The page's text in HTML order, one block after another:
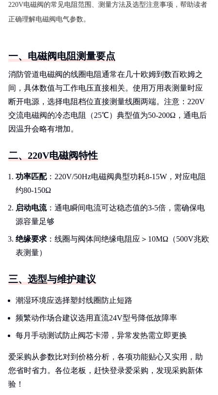
220V电磁阀的常见电阻范围、测量方法及选型注意事项，帮助读者
正确理解电磁阀电气参数。
一、电磁阀电阻测量要点
消防管道电磁阀的线圈电阻通常在几十欧姆到数百欧姆之
间，具体数值与工作电压直接相关。使用万用表测量时应
断开电源，选择电阻档位直接测量线圈两端。注意：220V
交流电磁阀的冷态电阻（25℃）典型值为50-200Ω，通电后
因温升会略有增加。
二、220V电磁阀特性
功率匹配：220V/50Hz电磁阀典型功耗8-15W，对应电阻
约80-150Ω
启动电流：通电瞬间电流可达稳态值的3-5倍，需确保电
源容量足够
绝缘要求 ：线圈与阀体间绝缘电阻应＞10MΩ（500V兆欧
表测量）
三、选型与维护建议
潮湿环境应选择塑封线圈防止短路
频繁动作场合建议选用直流24V型号降低故障率
每月手动测试防止阀芯卡滞，异常发热需立即更换
爱采购从参数比对到价格分析，各项功能贴心又实用，助
您省时省力。各位老板，赶快登录爱采购，发现采购新体
验！